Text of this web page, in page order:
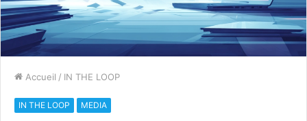
Accueil / IN THE LOOP
IN THE LOOP MEDIA